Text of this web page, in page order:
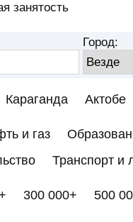
занятость
Город:
Караганда Актобе
и газ
Транспорт и
300 000+ 500